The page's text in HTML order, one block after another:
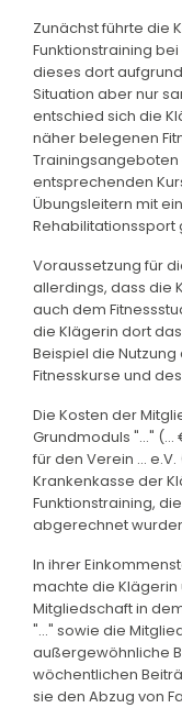
Zunächst führte die
Funktionstraining
dieses dort
Situation aber nur
entschied sich die
näher belegenen
Trainingsangeboten
entsprechenden
Übungsleitern mit
Rehabilitationssport
Voraussetzung für
allerdings, dass die
auch dem
die Klägerin dort
Beispiel die
Fitnesskurse und
Die Kosten der
Grundmoduls "..."
für den Verein ...
Krankenkasse der
Funktionstraining,
abgerechnet
In ihrer
machte die
Mitgliedschaft in
"..." sowie die
außergewöhnliche
wöchentlichen
sie den Abzug von